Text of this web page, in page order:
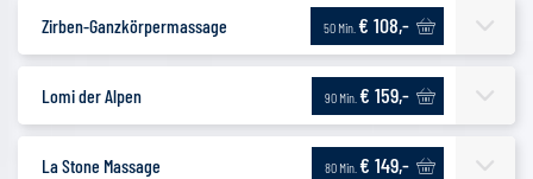
Zirben-Ganzkörpermassage 50 Min. € 108,-
Lomi der Alpen 90 Min. € 159,-
La Stone Massage 80 Min. € 149,-